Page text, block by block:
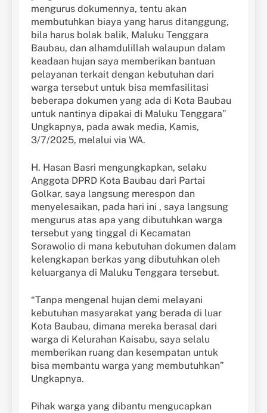
mengurus dokumennya, tentu akan
membutuhkan biaya yang harus ditanggung,
bila harus bolak balik, Maluku Tenggara
Baubau, dan alhamdulillah walaupun dalam
keadaan hujan saya memberikan bantuan
pelayanan terkait dengan kebutuhan dari
warga tersebut untuk bisa memfasilitasi
beberapa dokumen yang ada di Kota Baubau
untuk nantinya dipakai di Maluku Tenggara”
Ungkapnya, pada awak media, Kamis,
3/7/2025, melalui via WA.
H. Hasan Basri mengungkapkan, selaku
Anggota DPRD Kota Baubau dari Partai
Golkar, saya langsung merespon dan
menyelesaikan, pada hari ini , saya langsung
mengurus atas apa yang dibutuhkan warga
tersebut yang tinggal di Kecamatan
Sorawolio di mana kebutuhan dokumen dalam
kelengkapan berkas yang dibutuhkan oleh
keluarganya di Maluku Tenggara tersebut.
“Tanpa mengenal hujan demi melayani
kebutuhan masyarakat yang berada di luar
Kota Baubau, dimana mereka berasal dari
warga di Kelurahan Kaisabu, saya selalu
memberikan ruang dan kesempatan untuk
bisa membantu warga yang membutuhkan”
Ungkapnya.
Pihak warga yang dibantu mengucapkan